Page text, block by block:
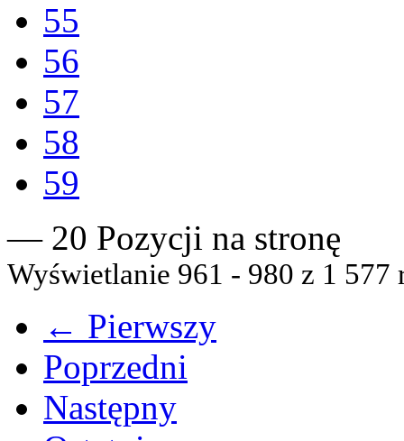
55
56
57
58
59
— 20 Pozycji na stronę
Wyświetlanie 961 - 980 z 1 577
← Pierwszy
Poprzedni
Następny